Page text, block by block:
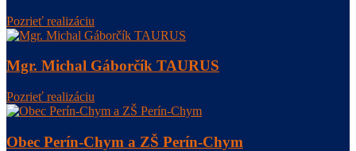
Pozrieť realizáciu
Mgr. Michal Gáborčík TAURUS
Pozrieť realizáciu
Obec Perín-Chym a ZŠ Perín-Chym